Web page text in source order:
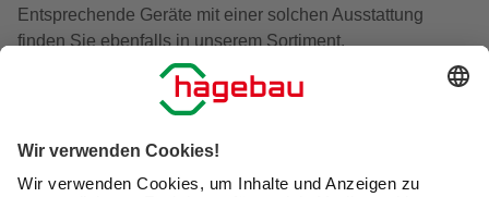
Entsprechende Geräte mit einer solchen Ausstattung
finden Sie ebenfalls in unserem Sortiment.
Mehr Flexibilität genießen bei der
Reinigung von Teich und Pool.